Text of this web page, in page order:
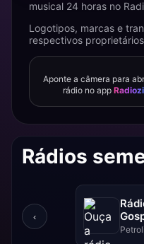
musical 24 horas no
Logotipos, marcas e
respectivos
Aponte a câmera para
rádio no app
Rádios
‹